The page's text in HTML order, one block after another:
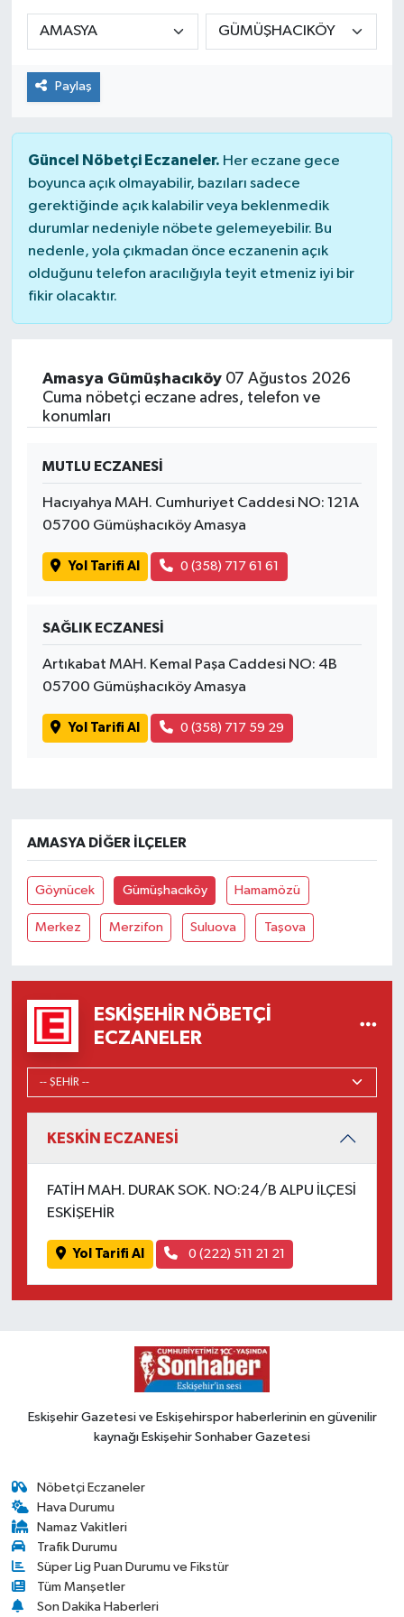
Paylaş
Güncel Nöbetçi Eczaneler. Her eczane gece
boyunca açık olmayabilir, bazıları sadece
gerektiğinde açık kalabilir veya beklenmedik
durumlar nedeniyle nöbete gelemeyebilir. Bu
nedenle, yola çıkmadan önce eczanenin açık
olduğunu telefon aracılığıyla teyit etmeniz iyi bir
fikir olacaktır.
Amasya Gümüşhacıköy07 Ağustos 2026
Cuma nöbetçi eczane adres, telefon ve
konumları
MUTLU ECZANESİ
Hacıyahya MAH. Cumhuriyet Caddesi NO: 121A
05700 Gümüşhacıköy Amasya
Yol Tarifi Al 0 (358) 717 61 61
SAĞLIK ECZANESİ
Artıkabat MAH. Kemal Paşa Caddesi NO: 4B
05700 Gümüşhacıköy Amasya
Yol Tarifi Al 0 (358) 717 59 29
AMASYA DIĞER İLÇELER
Göynücek Gümüşhacıköy Hamamözü
Merkez Merzifon Suluova Taşova
ESKIŞEHIR NÖBETÇI
ECZANELER
KESKİN ECZANESİ
FATİH MAH. DURAK SOK. NO:24/B ALPU İLÇESİ
ESKİŞEHİR
Yol Tarifi Al 0 (222) 511 21 21
Eskişehir Gazetesi ve Eskişehirspor haberlerinin en güvenilir
kaynağı Eskişehir Sonhaber Gazetesi
Nöbetçi Eczaneler
Hava Durumu
Namaz Vakitleri
Trafik Durumu
Süper Lig Puan Durumu ve Fikstür
Tüm Manşetler
Son Dakika Haberleri
Siyaset
Spor